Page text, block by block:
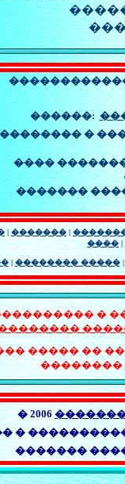
������:
�
����
�������
| ������� |
���� |
|�������� ����� |
�
����� ��
��������
�2006
�
�������